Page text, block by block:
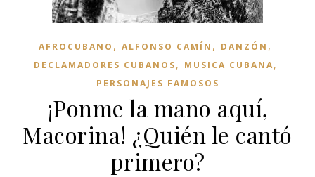
AFROCUBANO , ALFONSO CAMÍN , DANZÓN ,
DECLAMADORES CUBANOS, MUSICA CUBANA,
PERSONAJES FAMOSOS
¡Ponme la mano aquí,
Macorina! ¿Quién le cantó
primero?